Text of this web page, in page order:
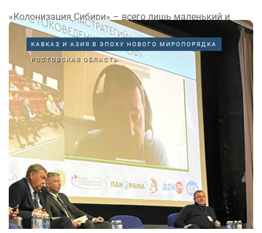
«Колонизация Сибири» – всего лишь маленький и
вполне закономерный эпизод из истории России. Так
считает Виталий Панков, заведующий кафедрой
международной журналистики факультета
международных отношений Кыргызско-Российского
Славянского университета.
«В Сибири проживало определенное количество...
КАВКАЗ И АЗИЯ В ЭПОХУ НОВОГО МИРОПОРЯДКА
РОСТОВСКАЯ ОБЛАСТЬ